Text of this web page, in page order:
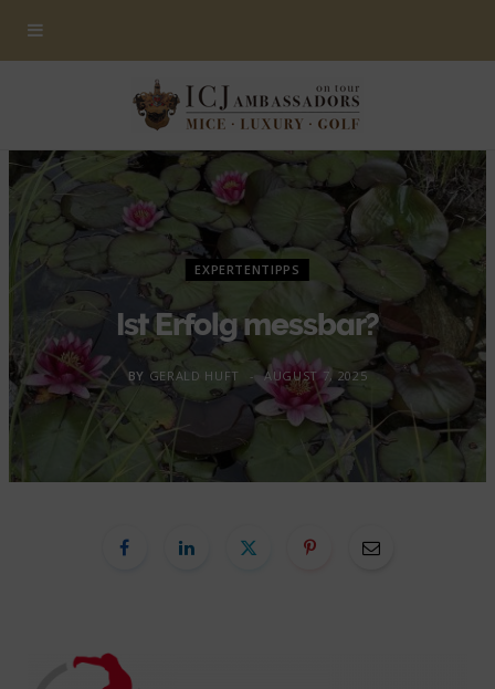
EXPERTENTIPPS
Ist Erfolg messbar?
BY GERALD HUFT AUGUST 7, 2025